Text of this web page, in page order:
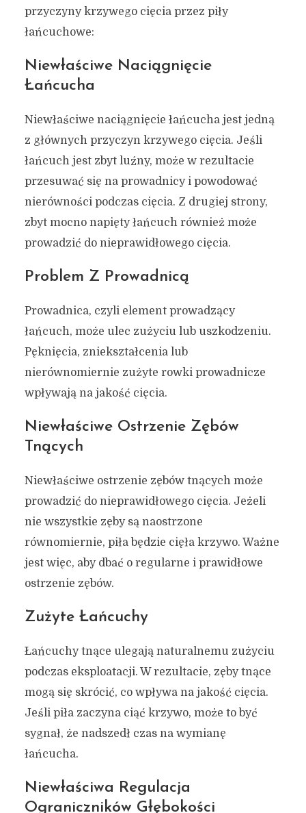
przyczyny krzywego cięcia przez piły
łańcuchowe:
Niewłaściwe Naciągnięcie
Łańcucha
Niewłaściwe naciągnięcie łańcucha jest jedną
z głównych przyczyn krzywego cięcia. Jeśli
łańcuch jest zbyt luźny, może w rezultacie
przesuwać się na prowadnicy i powodować
nierówności podczas cięcia. Z drugiej strony,
zbyt mocno napięty łańcuch również może
prowadzić do nieprawidłowego cięcia.
Problem Z Prowadnicą
Prowadnica, czyli element prowadzący
łańcuch, może ulec zużyciu lub uszkodzeniu.
Pęknięcia, zniekształcenia lub
nierównomiernie zużyte rowki prowadnicze
wpływają na jakość cięcia.
Niewłaściwe Ostrzenie Zębów
Tnących
Niewłaściwe ostrzenie zębów tnących może
prowadzić do nieprawidłowego cięcia. Jeżeli
nie wszystkie zęby są naostrzone
równomiernie, piła będzie cięła krzywo. Ważne
jest więc, aby dbać o regularne i prawidłowe
ostrzenie zębów.
Zużyte Łańcuchy
Łańcuchy tnące ulegają naturalnemu zużyciu
podczas eksploatacji. W rezultacie, zęby tnące
mogą się skrócić, co wpływa na jakość cięcia.
Jeśli piła zaczyna ciąć krzywo, może to być
sygnał, że nadszedł czas na wymianę
łańcucha.
Niewłaściwa Regulacja
Ograniczników Głębokości